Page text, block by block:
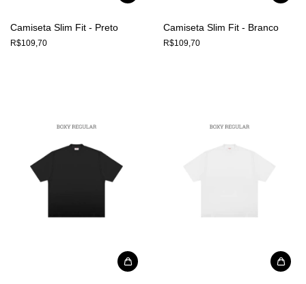
Camiseta Slim Fit - Preto
R$109,70
Camiseta Slim Fit - Branco
R$109,70